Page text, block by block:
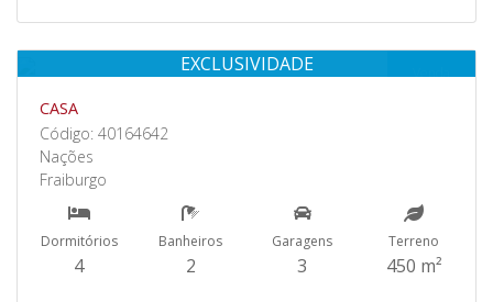
Venda
EXCLUSIVIDADE
CASA
Código: 40164642
Nações
Fraiburgo
Dormitórios
4
Banheiros
2
Garagens
3
Terreno
450 m²